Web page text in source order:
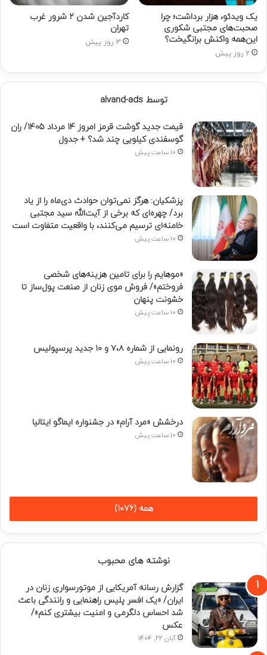
یک ویدئو، هزار برداشت؛ چرا
صحبت‌های مجتبی شکوری
این‌همه واکنش برانگیخت؟
2 روز پیش
کاردآجین شدن ۲ شرور غرب
تهران
3 روز پیش
توسط alvand-ads
قیمت جدید گوشت قرمز امروز ۱۴ مرداد ۱۴۰۵/ ران
گوسفندی کیلویی چند شد؟ + جدول
10 ساعت پیش
پزشکیان: هرگز نمی‌توان حوادث دی‌ماه را از یاد
برد/ چهره‌ای که برخی از آیت‌الله سید مجتبی
خامنه‌ای ترسیم می‌کنند، با واقعیت متفاوت است
10 ساعت پیش
«موهایم را برای تامین هزینه‌های شخصی
فروختم»/ فروش موی زنان از صنعت پول‌ساز تا
خشونت پنهان
10 ساعت پیش
رونمایی از شماره ۷،۸ و ۱۰ جدید پرسپولیس
10 ساعت پیش
درخشش «مرد آرام» در جشنواره ایماگو ایتالیا
10 ساعت پیش
همه (1076)
نوشته های محبوب
گزارش رسانه آمریکایی از موتورسواری زنان در
ایران/ «یک افسر پلیس راهنمایی و رانندگی باعث
شد احساس دلگرمی و امنیت بیشتری کنم»/
عکس
آبان 22, 1404